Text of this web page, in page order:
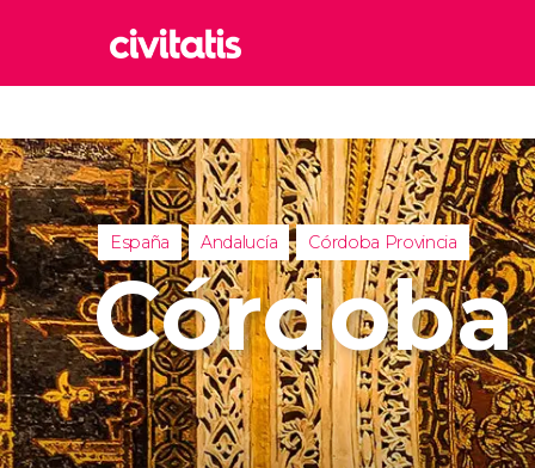
Italia
Reino
Reino
Turquía
España Andalucía Córdoba Provincia
Córdoba